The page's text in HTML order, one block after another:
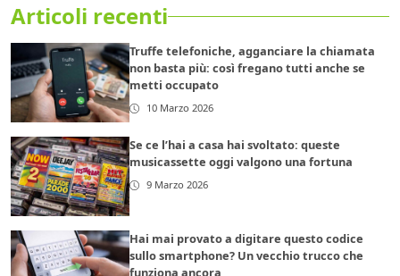
Articoli recenti
Truffe telefoniche, agganciare la chiamata
non basta più: così fregano tutti anche se
metti occupato
10 Marzo 2026
Se ce l’hai a casa hai svoltato: queste
musicassette oggi valgono una fortuna
9 Marzo 2026
Hai mai provato a digitare questo codice
sullo smartphone? Un vecchio trucco che
funziona ancora